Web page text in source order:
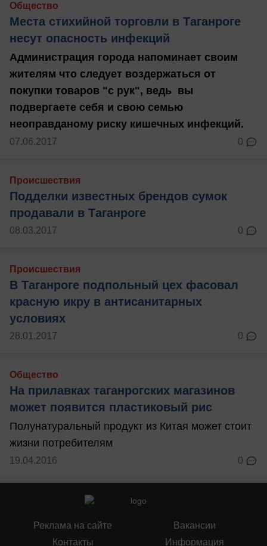
Общество
Места стихийной торговли в Таганроге
несут опасность инфекций
Администрация города напоминает своим
жителям что следует воздержаться от
покупки товаров "с рук", ведь вы
подвергаете себя и свою семью
неоправданому риску кишечных инфекций.
07.06.2017 0
Происшествия
Подделки известных брендов сумок
продавали в Таганроге
08.03.2017 0
Происшествия
В Таганроге подпольный цех фасовал
красную икру в антисанитарных
условиях
28.01.2017 0
Общество
На прилавках таганрогских магазинов
может появится пластиковый рис
Полунатуральный продукт из Китая может стоит
жизни потребителям
19.04.2016 0
Реклама на сайте
Контакты
Вакансии
Информация